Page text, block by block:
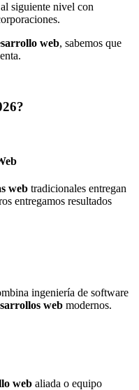
al siguiente nivel con
web, sabemos que
web tradicionales entregan
entregamos resultados
ingeniería de software
web modernos.
web aliada o equipo